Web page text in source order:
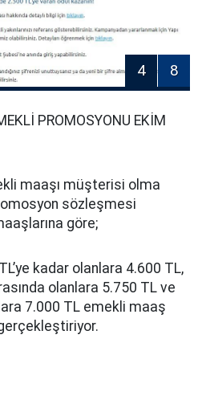
4 8
PROMOSYONU EKİM
maaşı müşterisi olma
sözleşmesi
göre;
kadar olanlara 4.600 TL,
olanlara 5.750 TL ve
7.000 TL emekli maaş